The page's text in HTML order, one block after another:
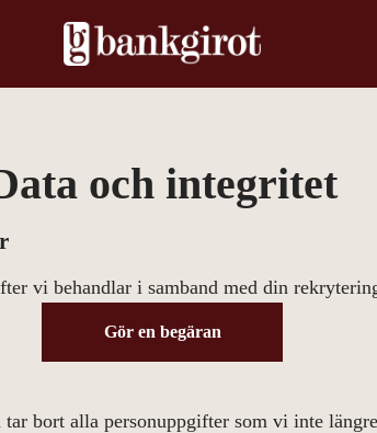
och integritet
vi behandlar i samband med din
Gör en begäran
bort alla personuppgifter som vi inte